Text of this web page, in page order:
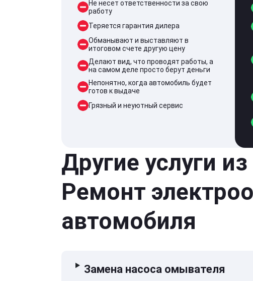
Не несет ответственности за свою
работу
Теряется гарантия дилера
Обманывают и выставляют в
итоговом счете другую цену
Делают вид, что проводят работы, а
на самом деле просто берут деньги
Непонятно, когда автомобиль будет
готов к выдаче
Грязный и неуютный сервис
Другие услуги
Ремонт
автомобиля
Замена насоса омывателя